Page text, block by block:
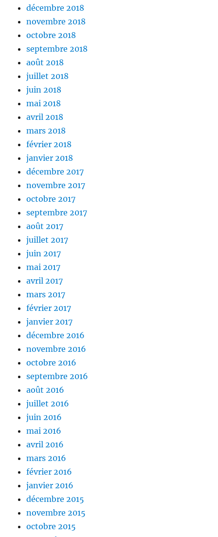
décembre 2018
novembre 2018
octobre 2018
septembre 2018
août 2018
juillet 2018
juin 2018
mai 2018
avril 2018
mars 2018
février 2018
janvier 2018
décembre 2017
novembre 2017
octobre 2017
septembre 2017
août 2017
juillet 2017
juin 2017
mai 2017
avril 2017
mars 2017
février 2017
janvier 2017
décembre 2016
novembre 2016
octobre 2016
septembre 2016
août 2016
juillet 2016
juin 2016
mai 2016
avril 2016
mars 2016
février 2016
janvier 2016
décembre 2015
novembre 2015
octobre 2015